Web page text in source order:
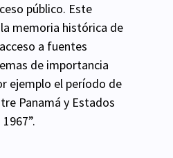
público. Este
memoria histórica de
acceso a fuentes
de importancia
ejemplo el período de
Panamá y Estados